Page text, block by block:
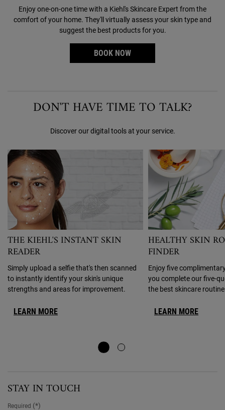
Enjoy one-on-one time with a Kiehl's Skincare Expert from the
comfort of your home. They'll virtually assess your skin type and
suggest the best products for you.
BOOK NOW
DON'T HAVE TIME TO TALK?
Discover our digital tools at your service.
THE KIEHL'S INSTANT SKIN
READER
Simply upload a selfie that's then scanned
to instantly identify your skin's unique
strengths and areas for improvement.
LEARN MORE
HEALTHY SKIN
FINDER
Enjoy five
you complete our five-
the best skincare
LEARN MORE
STAY IN TOUCH
Required (*)